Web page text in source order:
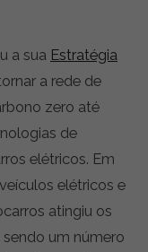
a sua Estratégia
a rede de
zero até
de
elétricos. Em
elétricos e
atingiu os
um número